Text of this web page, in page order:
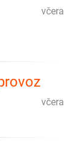
včera
včera